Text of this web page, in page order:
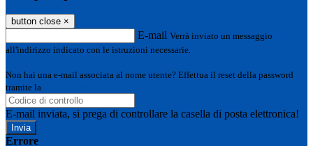
button close ×
E-mail Verrà inviato un messaggio
all'indirizzo indicato con le istruzioni necessarie.
Non hai una e-mail associata al nome utente? Effettua il reset della password
tramite la
E-mail inviata, si prega di controllare la casella di posta elettronica!
Errore